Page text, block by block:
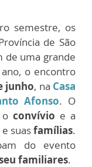
semestre, os
de São
de uma grande
ano, o encontro
junho, na Casa
Afonso. O
convívio e a
e suasfamílias.
do evento
familiares.